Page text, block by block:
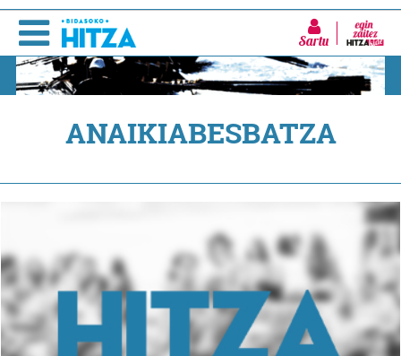
Sartu
ANAIKIABESBATZA